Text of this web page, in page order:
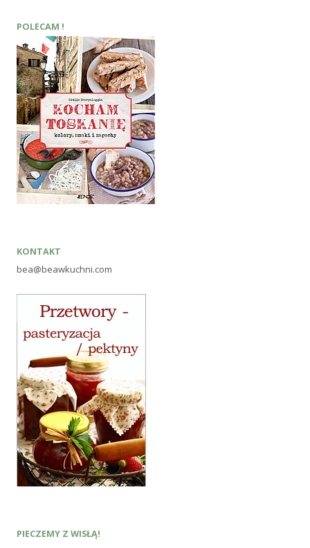
POLECAM !
KONTAKT
bea@beawkuchni.com
PIECZEMY Z WISŁĄ!